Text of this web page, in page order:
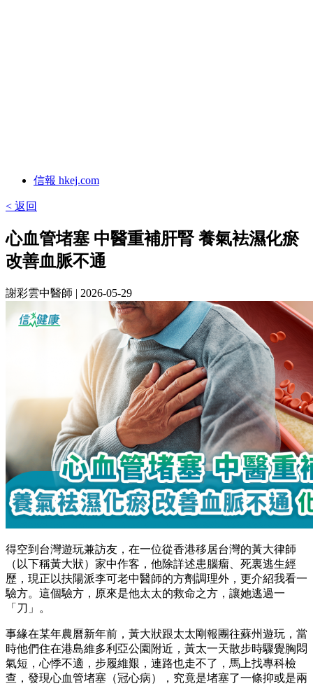
信報 hkej.com
< 返回
心血管堵塞 中醫重補肝腎 養氣袪濕化瘀
改善血脈不通
謝彩雲中醫師 | 2026-05-29
得空到台灣遊玩兼訪友，在一位從香港移居台灣的黃大律師
（以下稱黃大狀）家中作客，他除詳述患腦瘤、死裏逃生經
歷，現正以扶陽派李可老中醫師的方劑調理外，更介紹我看一
驗方。這個驗方，原來是他太太的救命之方，讓她逃過一
「刀」。
事緣在某年農曆新年前，黃大狀跟太太剛報團往蘇州遊玩，當
時他們住在港島維多利亞公園附近，黃太一天散步時驟覺胸悶
氣短，心悸不適，步履維艱，連路也走不了，馬上找專科檢
查，發現心血管堵塞（冠心病），究竟是堵塞了一條抑或是兩